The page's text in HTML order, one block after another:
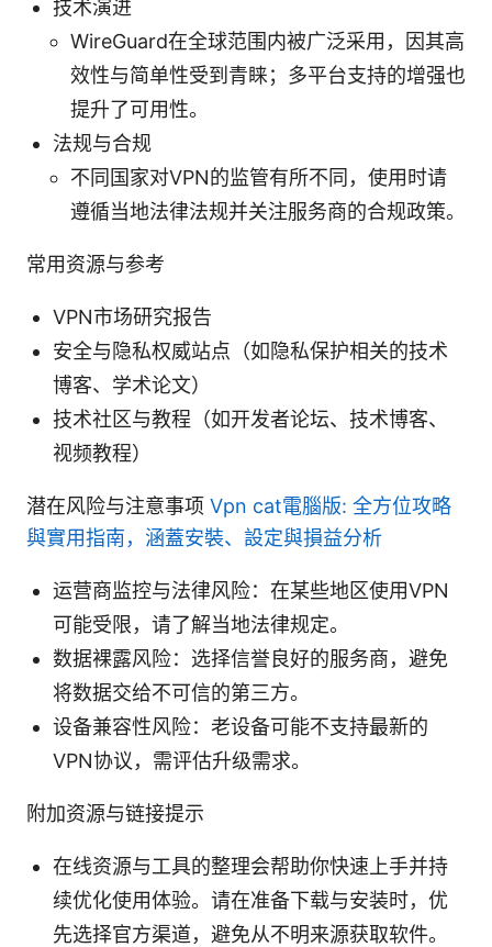
技术演进
WireGuard在全球范围内被广泛采用，因其高
效性与简单性受到青睐；多平台支持的增强也
提升了可用性。
法规与合规
不同国家对VPN的监管有所不同，使用时请
遵循当地法律法规并关注服务商的合规政策。
常用资源与参考
VPN市场研究报告
安全与隐私权威站点（如隐私保护相关的技术
博客、学术论文）
技术社区与教程（如开发者论坛、技术博客、
视频教程）
潜在风险与注意事项 Vpn cat電腦版: 全方位攻略
與實用指南，涵蓋安裝、設定與損益分析
运营商监控与法律风险：在某些地区使用VPN
可能受限，请了解当地法律规定。
数据裸露风险：选择信誉良好的服务商，避免
将数据交给不可信的第三方。
设备兼容性风险：老设备可能不支持最新的
VPN协议，需评估升级需求。
附加资源与链接提示
在线资源与工具的整理会帮助你快速上手并持
续优化使用体验。请在准备下载与安装时，优
先选择官方渠道，避免从不明来源获取软件。